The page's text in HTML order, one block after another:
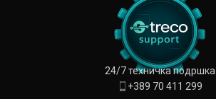
24/7 техничка подршка
+389 70 411 299